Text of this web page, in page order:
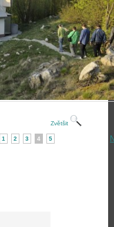
Zvětšit
1 2 3 4 5